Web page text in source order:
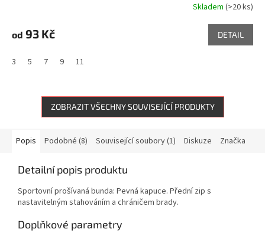
Skladem (>20 ks)
od 93 Kč DETAIL
3 5 7 9 11
ZOBRAZIT VŠECHNY SOUVISEJÍCÍ PRODUKTY
Popis Podobné (8) Související soubory (1) Diskuze Značka
Detailní popis produktu
Sportovní prošívaná bunda: Pevná kapuce. Přední zip s
nastavitelným stahováním a chráničem brady.
Doplňkové parametry